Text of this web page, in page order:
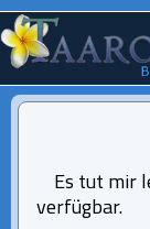
Es tut mir
verfügbar.